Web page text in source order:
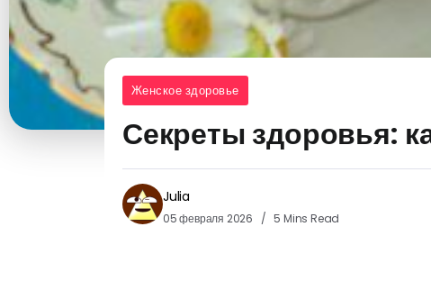
Женское здоровье
Секреты здоровья:
Julia
05 февраля 2026 5 Mins Read